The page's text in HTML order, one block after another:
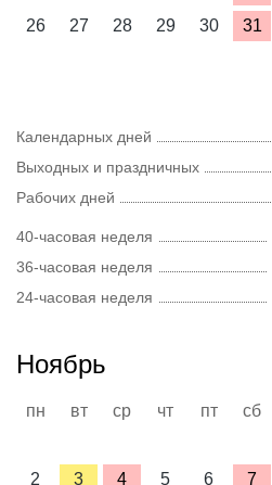
26
27 28 29 30 31
Календарных дней
Выходных и праздничных
Рабочих дней
40-часовая неделя
36-часовая неделя
24-часовая неделя
Ноябрь
пн вт ср чт пт сб
2
3 4 5 6 7